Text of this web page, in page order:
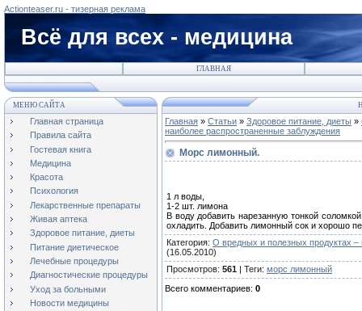
Actionteaser.ru - тизерная реклама
Всё для всех - медицина
ГЛАВНАЯ
МЕНЮ САЙТА
Главная страница
Правила сайта
Гостевая книга
Медицина
Красота
Психология
Лекарственные препараты
Живая аптека
Здоровое питание, диеты
Питание диетическое
Лечебные процедуры
Диагностические процедуры
Уход за больными
Новости медицины
Главная » Статьи » Здоровое питание, диеты »
наиболее распространенные заблуждения
Морс лимонный.
1 л воды,
1-2 шт. лимона
В воду добавить нарезанную тонкой
охладить. Добавить лимонный сок и хорошо
Категория: О вредных и полезных продуктах
(16.05.2010)
Просмотров: 561 | Теги: морс лимонный
Всего комментариев: 0